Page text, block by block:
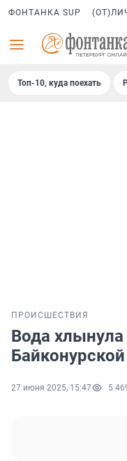
ФОНТАНКА SUP
Топ-10, куда поехать
ПРОИСШЕСТВИЯ
Вода
27 июня 2025, 15:47 5